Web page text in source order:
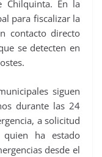
En la
para fiscalizar la
contacto directo
se detecten en
siguen
durante las 24
a solicitud
quien ha estado
desde el